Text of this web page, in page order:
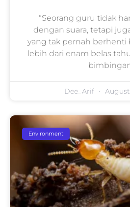
“Seorang guru tidak
dengan suara, tetapi
yang tak pernah berhenti
lebih dari enam belas
Dee_Arif
Environment